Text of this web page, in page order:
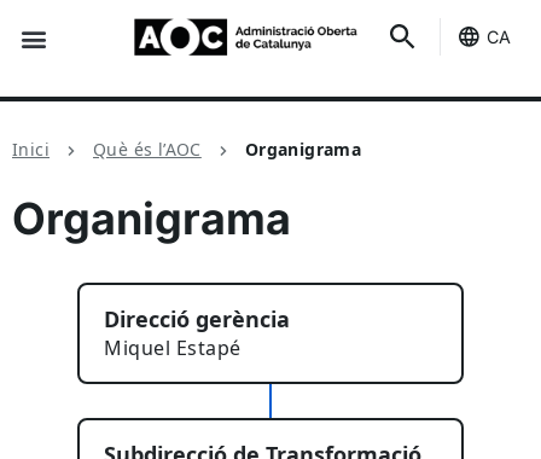
CA
Inici Què és l’AOC Organigrama
Organigrama
Direcció gerència
Miquel Estapé